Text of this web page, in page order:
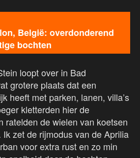
België: overdonderend
bochten
loopt over in Bad
grotere plaats dat een
heeft met parken, lanen, villa’s
kletterden hier de
ratelden de wielen van koetsen
zet de rijmodus van de Aprilia
voor extra rust en zo min